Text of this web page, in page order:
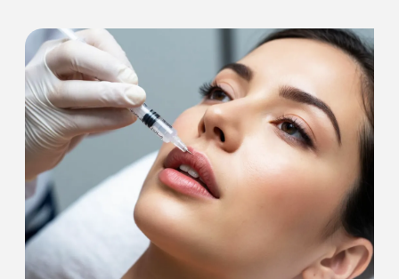
Подарки на первое свидание!
-20%